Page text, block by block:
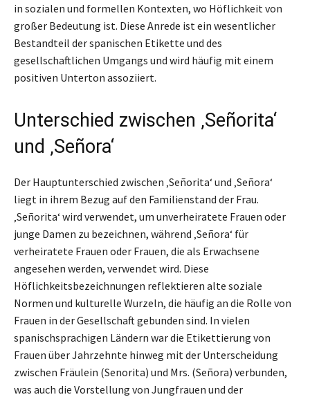
in sozialen und formellen Kontexten, wo Höflichkeit von
großer Bedeutung ist. Diese Anrede ist ein wesentlicher
Bestandteil der spanischen Etikette und des
gesellschaftlichen Umgangs und wird häufig mit einem
positiven Unterton assoziiert.
Unterschied zwischen ‚Señorita‘
und ‚Señora‘
Der Hauptunterschied zwischen ‚Señorita‘ und ‚Señora‘
liegt in ihrem Bezug auf den Familienstand der Frau.
‚Señorita‘ wird verwendet, um unverheiratete Frauen oder
junge Damen zu bezeichnen, während ‚Señora‘ für
verheiratete Frauen oder Frauen, die als Erwachsene
angesehen werden, verwendet wird. Diese
Höflichkeitsbezeichnungen reflektieren alte soziale
Normen und kulturelle Wurzeln, die häufig an die Rolle von
Frauen in der Gesellschaft gebunden sind. In vielen
spanischsprachigen Ländern war die Etikettierung von
Frauen über Jahrzehnte hinweg mit der Unterscheidung
zwischen Fräulein (Senorita) und Mrs. (Señora) verbunden,
was auch die Vorstellung von Jungfrauen und der